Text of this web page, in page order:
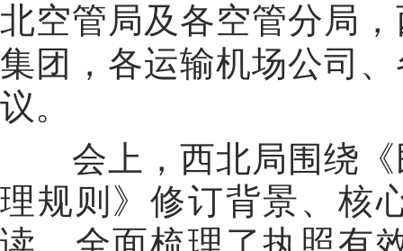
北空管局及各空管分局
集团，各运输机场公司
议。
会上，西北局围绕
理规则》修订背景、核